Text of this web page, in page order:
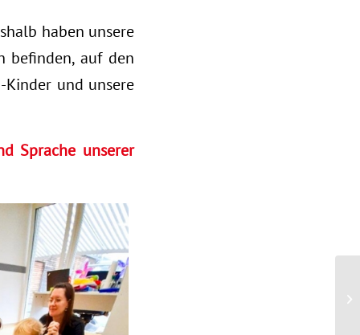
haben unsere
befinden, auf den
Kinder und unsere
Sprache unserer